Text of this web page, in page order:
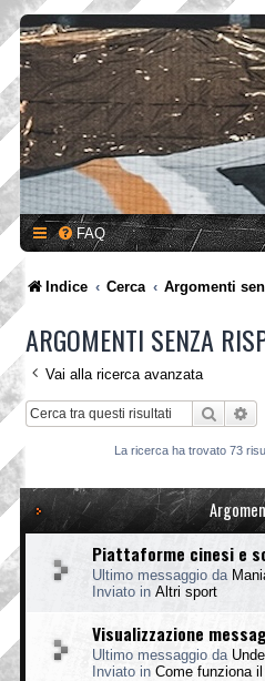
FAQ
Indice Cerca Argomenti
ARGOMENTI SENZA
Vai alla ricerca avanzata
Cerca
La ricerca ha trovato 73
Piattaforme cinesi e
Ultimo messaggio da
Inviato in Altri sport
Visualizzazione
Ultimo messaggio da
Inviato in Come funziona